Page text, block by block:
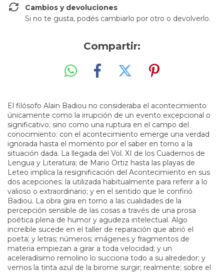
Cambios y devoluciones
Si no te gusta, podés cambiarlo por otro o devolverlo.
Compartir:
El filósofo Alain Badiou no consideraba el acontecimiento
únicamente como la irrupción de un evento excepcional o
significativo; sino como una ruptura en el campo del
conocimiento: con el acontecimiento emerge una verdad
ignorada hasta el momento por el saber en torno a la
situación dada. La llegada del Vol. XI de los Cuadernos de
Lengua y Literatura; de Mario Ortiz hasta las playas de
Leteo implica la resignificación del Acontecimiento en sus
dos acepciones: la utilizada habitualmente para referir a lo
valioso o extraordinario; y en el sentido que le confirió
Badiou. La obra gira en torno a las cualidades de la
percepción sensible de las cosas a través de una prosa
poética plena de humor y agudeza intelectual. Algo
increíble sucede en el taller de reparación que abrió el
poeta; y letras; números; imágenes y fragmentos de
materia empiezan a girar a toda velocidad; y un
aceleradísimo remolino lo succiona todo a su alrededor; y
vemos la tinta azul de la birome surgir; realmente; sobre el